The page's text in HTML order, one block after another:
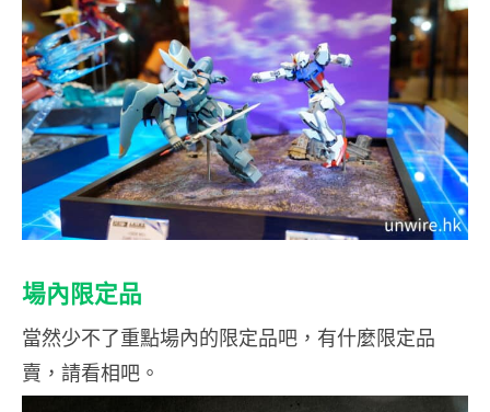
場內限定品
當然少不了重點場內的限定品吧，有什麼限定品
賣，請看相吧。